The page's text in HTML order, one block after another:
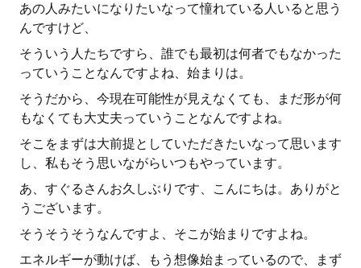
あの人みたいになりたいなって憧れている人いると思う
んですけど、
そういう人たちですら、誰でも最初は何者でもなかった
っていうことなんですよね、始まりは。
そうだから、今現在可能性が見えなくても、まだ形が何
もなくても大丈夫っていうことなんですよね。
そこをまずは大前提としていただきたいなって思います
し、私もそう思いながらいつもやっています。
あ、すぐるさんお久しぶりです、こんにちは。ありがと
うございます。
そうそうそうなんですよ、そこが始まりですよね。
エネルギーが動けば、もう想像始まっているので、まず